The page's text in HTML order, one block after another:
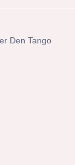
Den Tango